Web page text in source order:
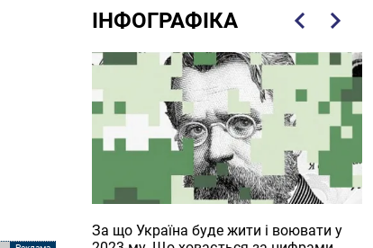
ІНФОГРАФІКА
За що Україна буде жити і воювати у